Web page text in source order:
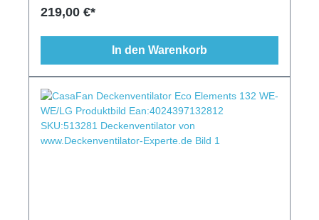
extraflach, klassisch, 103 cm
219,00 €*
In den Warenkorb